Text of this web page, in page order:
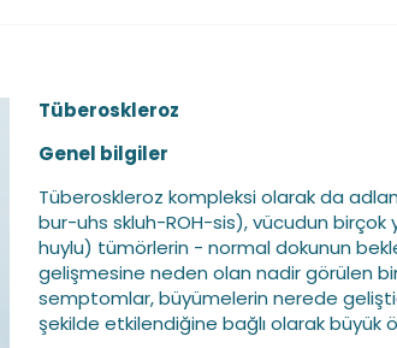
Tüberoskleroz
Genel bilgiler
Tüberoskleroz kompleksi olarak da
bur-uhs skluh-ROH-sis), vücudun
huylu) tümörlerin - normal dokunun
gelişmesine neden olan nadir görülen
semptomlar, büyümelerin nerede
şekilde etkilendiğine bağlı olarak büyük